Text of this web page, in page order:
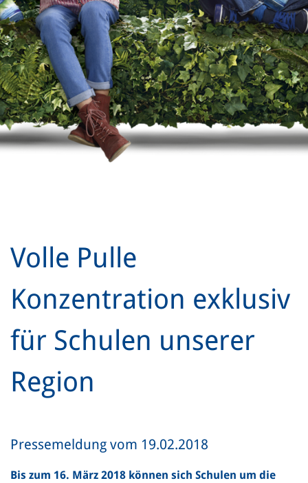
Volle Pulle
Konzentration exklusiv
für Schulen unserer
Region
Pressemeldung vom 19.02.2018
Bis zum 16. März 2018 können sich Schulen um die